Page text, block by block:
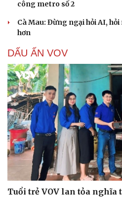
công metro số 2
Cà Mau: Đừng ngại hỏi AI,
hơn
DẤU ẤN VOV
Tuổi trẻ VOV lan tỏa